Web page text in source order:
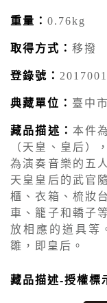
重量： 0.76kg
取得方式： 移撥
登錄號：
典藏單位： 臺中
藏品描述： 本件
（天皇、皇后）
為演奏音樂的五
天皇皇后的武官
櫃、衣箱、梳妝
車、籠子和轎子
放相應的道具等
雛，即皇后。
藏品描述-授權標